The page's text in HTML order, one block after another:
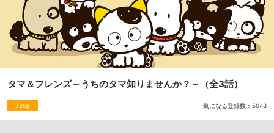
タマ＆フレンズ～うちのタマ知りませんか？～ （全3話）
720p 気になる登録数： 5043